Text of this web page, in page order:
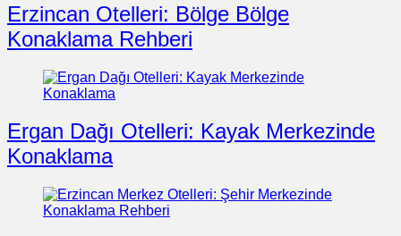
Erzincan Otelleri: Bölge Bölge
Konaklama Rehberi
Ergan Dağı Otelleri: Kayak Merkezinde
Konaklama